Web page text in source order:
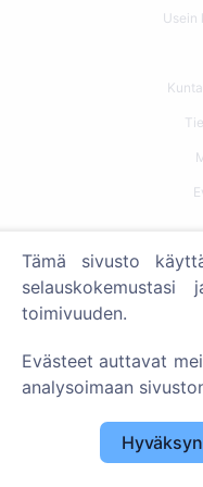
Usein
SIA
Tämä sivusto
selauskokemustasi
toimivuuden.
Evästeet auttavat
analysoimaan
Hyväksyn